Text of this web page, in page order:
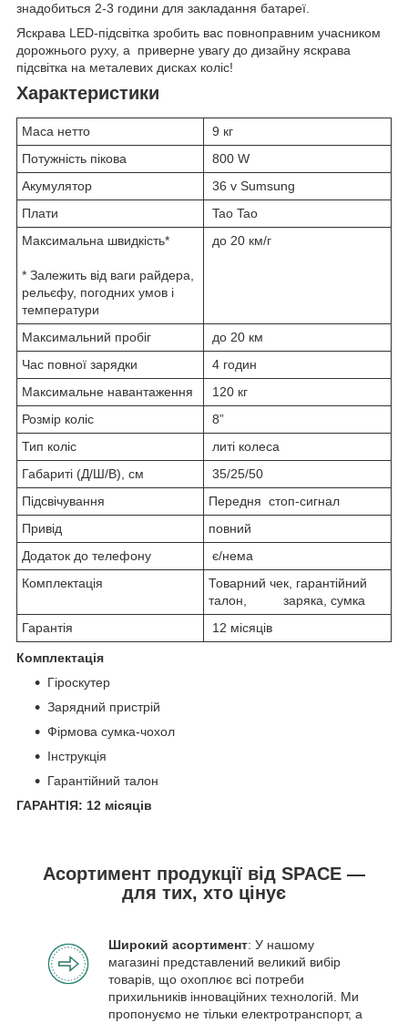
знадобиться 2-3 години для закладання батареї.
Яскрава LED-підсвітка зробить вас повноправним учасником
дорожнього руху, а приверне увагу до дизайну яскрава
підсвітка на металевих дисках коліс!
Характеристики
Маса нетто
9 кг
Потужність пікова
800 W
Акумулятор
36 v Sumsung
Плати
Tao Tao
Максимальна швидкість*
* Залежить від ваги райдера,
рельєфу, погодних умов і
температури
до 20 км/г
Максимальний пробіг
до 20 км
Час повної зарядки
4 годин
Максимальне навантаження
120 кг
Розмір коліс
8”
Тип коліс
литі колеса
Габариті (Д/Ш/В), см
35/25/50
Підсвічування
Передня стоп-сигнал
Привід
повний
Додаток до телефону
є/нема
Комплектація
Товарний чек, гарантійний
талон, заряка, сумка
Гарантія
12 місяців
Комплектація
Гіроскутер
Зарядний пристрій
Фірмова сумка-чохол
Інструкція
Гарантійний талон
ГАРАНТІЯ: 12 місяців
Асортимент продукції від SPACE —
для тих, хто цінує
Широкий асортимент: У нашому
магазині представлений великий вибір
товарів, що охоплює всі потреби
прихильників інноваційних технологій. Ми
пропонуємо не тільки електротранспорт, а